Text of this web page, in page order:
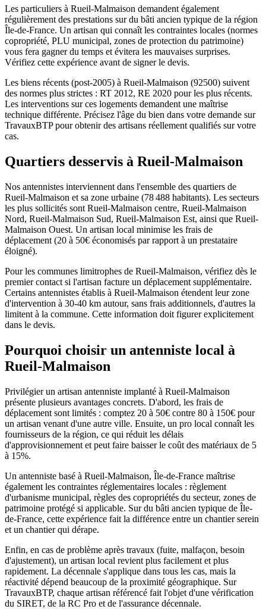
Les particuliers à Rueil-Malmaison demandent également
régulièrement des prestations sur du bâti ancien typique de la région
Île-de-France. Un artisan qui connaît les contraintes locales (normes
copropriété, PLU municipal, zones de protection du patrimoine)
vous fera gagner du temps et évitera les mauvaises surprises.
Vérifiez cette expérience avant de signer le devis.
Les biens récents (post-2005) à Rueil-Malmaison (92500) suivent
des normes plus strictes : RT 2012, RE 2020 pour les plus récents.
Les interventions sur ces logements demandent une maîtrise
technique différente. Précisez l'âge du bien dans votre demande sur
TravauxBTP pour obtenir des artisans réellement qualifiés sur votre
cas.
Quartiers desservis à Rueil-Malmaison
Nos antennistes interviennent dans l'ensemble des quartiers de
Rueil-Malmaison et sa zone urbaine (78 488 habitants). Les secteurs
les plus sollicités sont Rueil-Malmaison centre, Rueil-Malmaison
Nord, Rueil-Malmaison Sud, Rueil-Malmaison Est, ainsi que Rueil-
Malmaison Ouest. Un artisan local minimise les frais de
déplacement (20 à 50€ économisés par rapport à un prestataire
éloigné).
Pour les communes limitrophes de Rueil-Malmaison, vérifiez dès le
premier contact si l'artisan facture un déplacement supplémentaire.
Certains antennistes établis à Rueil-Malmaison étendent leur zone
d'intervention à 30-40 km autour, sans frais additionnels, d'autres la
limitent à la commune. Cette information doit figurer explicitement
dans le devis.
Pourquoi choisir un antenniste local à
Rueil-Malmaison
Privilégier un artisan antenniste implanté à Rueil-Malmaison
présente plusieurs avantages concrets. D'abord, les frais de
déplacement sont limités : comptez 20 à 50€ contre 80 à 150€ pour
un artisan venant d'une autre ville. Ensuite, un pro local connaît les
fournisseurs de la région, ce qui réduit les délais
d'approvisionnement et peut faire baisser le coût des matériaux de 5
à 15%.
Un antenniste basé à Rueil-Malmaison, Île-de-France maîtrise
également les contraintes réglementaires locales : règlement
d'urbanisme municipal, règles des copropriétés du secteur, zones de
patrimoine protégé si applicable. Sur du bâti ancien typique de Île-
de-France, cette expérience fait la différence entre un chantier serein
et un chantier qui dérape.
Enfin, en cas de problème après travaux (fuite, malfaçon, besoin
d'ajustement), un artisan local revient plus facilement et plus
rapidement. La décennale s'applique dans tous les cas, mais la
réactivité dépend beaucoup de la proximité géographique. Sur
TravauxBTP, chaque artisan référencé fait l'objet d'une vérification
du SIRET, de la RC Pro et de l'assurance décennale.